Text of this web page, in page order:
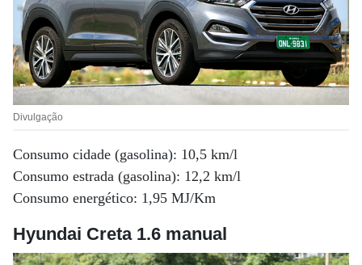
Divulgação
Consumo cidade (gasolina): 10,5 km/l
Consumo estrada (gasolina): 12,2 km/l
Consumo energético: 1,95 MJ/Km
Hyundai Creta 1.6 manual